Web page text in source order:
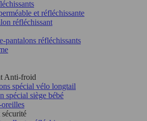
et réfléchissante
réfléchissant
pantalons réfléchissants
Anti-froid
spécial vélo longtail
spécial siège bébé
oreilles